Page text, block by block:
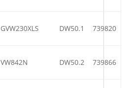
GVW230XLS DW50.1 739820
VW842N DW50.2 739866